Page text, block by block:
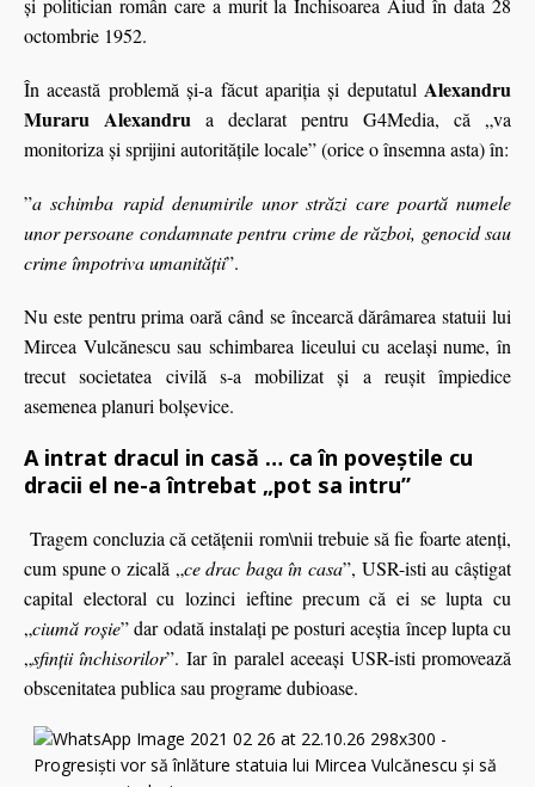
și politician român care a murit la Închisoarea Aiud în data 28
octombrie 1952.
În această problemă şi-a făcut apariţia şi deputatul Alexandru
Muraru Alexandru a declarat pentru G4Media, că „va
monitoriza și sprijini autoritățile locale” (orice o însemna asta) în:
”a schimba rapid denumirile unor străzi care poartă numele
unor persoane condamnate pentru crime de război, genocid sau
crime împotriva umanității”.
Nu este pentru prima oară când se încearcă dărâmarea statuii lui
Mircea Vulcănescu sau schimbarea liceului cu acelaşi nume, în
trecut societatea civilă s-a mobilizat şi a reuşit împiedice
asemenea planuri bolşevice.
A intrat dracul in casă … ca în poveștile cu
dracii el ne-a întrebat „pot sa intru”
Tragem concluzia că cetăţenii rom\nii trebuie să fie foarte atenţi,
cum spune o zicală „ce drac baga în casa”, USR-isti au câştigat
capital electoral cu lozinci ieftine precum că ei se lupta cu
„ciumă roşie” dar odată instalaţi pe posturi aceştia încep lupta cu
„sfinţii închisorilor”. Iar în paralel aceeaşi USR-isti promovează
obscenitatea publica sau programe dubioase.